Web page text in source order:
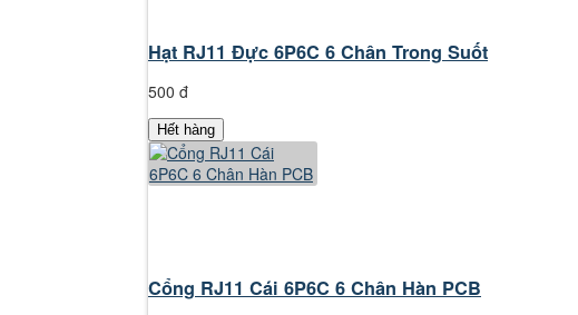
Hạt RJ11 Đực 6P6C 6 Chân Trong Suốt
500 đ
Hết hàng
Cổng RJ11 Cái 6P6C 6 Chân Hàn PCB